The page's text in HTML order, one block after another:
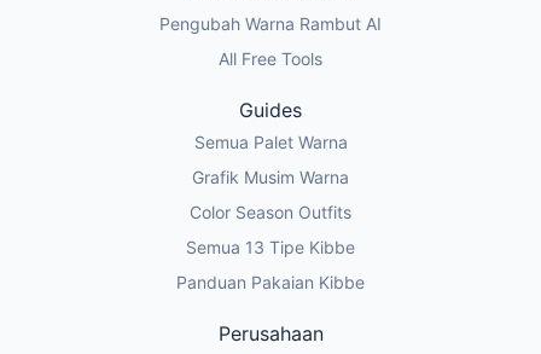
Pengubah Warna Rambut AI
All Free Tools
Guides
Semua Palet Warna
Grafik Musim Warna
Color Season Outfits
Semua 13 Tipe Kibbe
Panduan Pakaian Kibbe
Perusahaan